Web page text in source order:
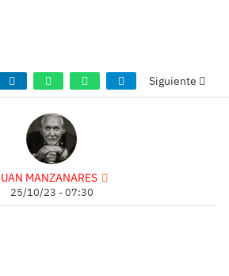
Siguiente
MANZANARES
25/10/23 - 07:30